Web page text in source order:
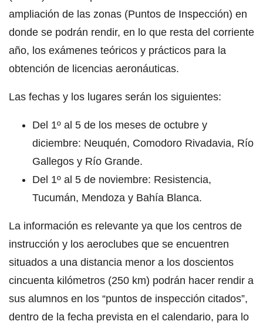
ampliación de las zonas (Puntos de Inspección) en
donde se podrán rendir, en lo que resta del corriente
año, los exámenes teóricos y prácticos para la
obtención de licencias aeronáuticas.
Las fechas y los lugares serán los siguientes:
Del 1º al 5 de los meses de octubre y
diciembre: Neuquén, Comodoro Rivadavia, Río
Gallegos y Río Grande.
Del 1º al 5 de noviembre: Resistencia,
Tucumán, Mendoza y Bahía Blanca.
La información es relevante ya que los centros de
instrucción y los aeroclubes que se encuentren
situados a una distancia menor a los doscientos
cincuenta kilómetros (250 km) podrán hacer rendir a
sus alumnos en los “puntos de inspección citados”,
dentro de la fecha prevista en el calendario, para lo